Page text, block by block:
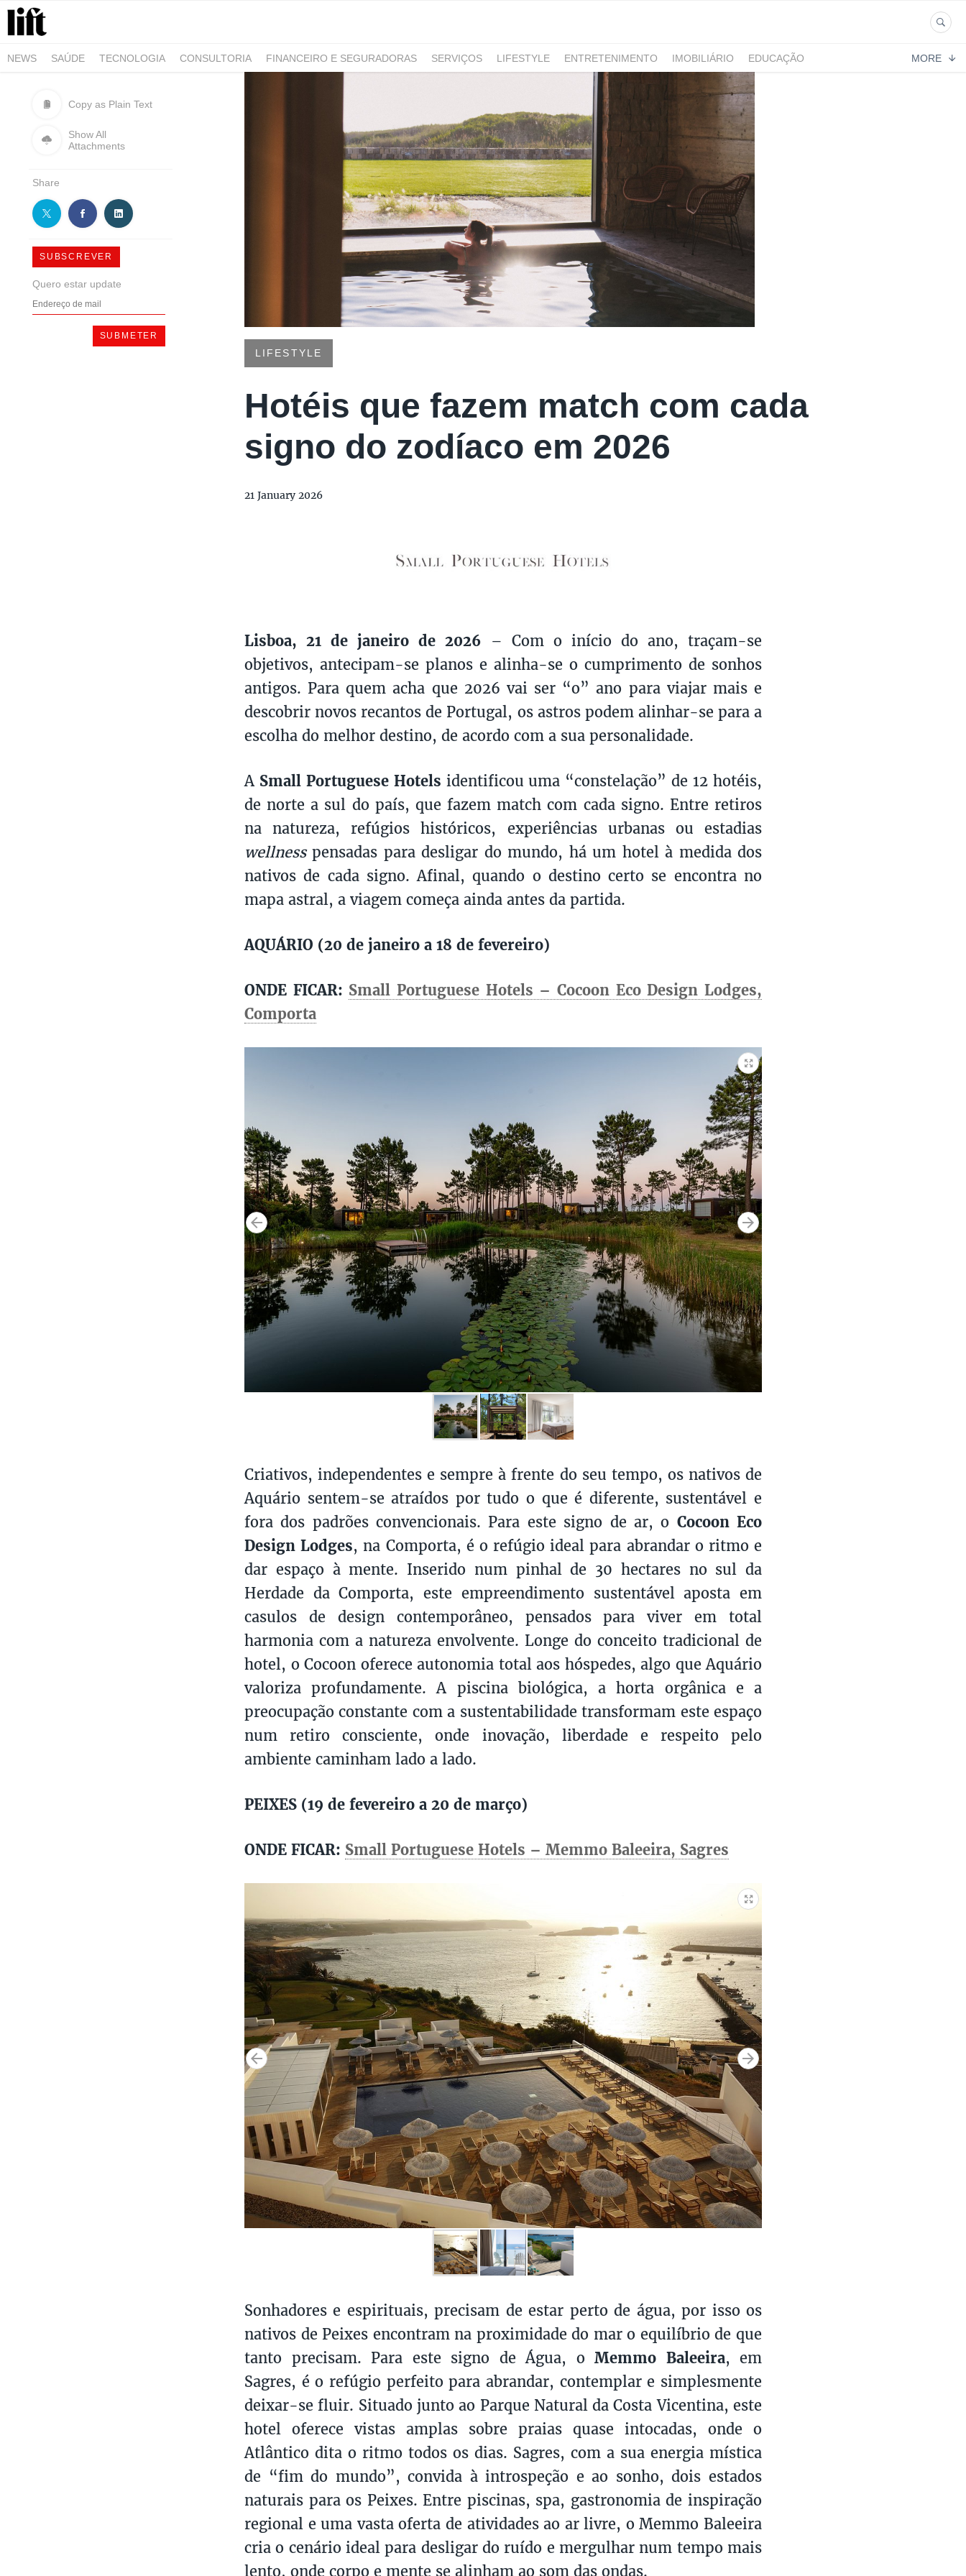
NEWS SAÚDE TECNOLOGIA CONSULTORIA FINANCEIRO E SEGURADORAS SERVIÇOS LIFESTYLE ENTRETENIMENTO IMOBILIÁRIO
EDUCAÇÃO
MORE
Copy as Plain Text
Show All
Attachments
Share
SUBSCREVER
Quero estar update
LIFESTYLE
Hotéis que fazem match com cada
signo do zodíaco em 2026
21 January 2026
Lisboa, 21 de janeiro de 2026 – Com o início do ano, traçam-se
objetivos, antecipam-se planos e alinha-se o cumprimento de sonhos
antigos. Para quem acha que 2026 vai ser “o” ano para viajar mais e
descobrir novos recantos de Portugal, os astros podem alinhar-se para a
escolha do melhor destino, de acordo com a sua personalidade.
A Small Portuguese Hotels identificou uma “constelação” de 12 hotéis,
de norte a sul do país, que fazem match com cada signo. Entre retiros
na natureza, refúgios históricos, experiências urbanas ou estadias
wellnesspensadas para desligar do mundo, há um hotel à medida dos
nativos de cada signo. Afinal, quando o destino certo se encontra no
mapa astral, a viagem começa ainda antes da partida.
AQUÁRIO (20 de janeiro a 18 de fevereiro)
ONDE FICAR: Small Portuguese Hotels – Cocoon Eco Design Lodges,
Comporta
Criativos, independentes e sempre à frente do seu tempo, os nativos de
Aquário sentem-se atraídos por tudo o que é diferente, sustentável e
fora dos padrões convencionais. Para este signo de ar, o Cocoon Eco
Design Lodges, na Comporta, é o refúgio ideal para abrandar o ritmo e
dar espaço à mente. Inserido num pinhal de 30 hectares no sul da
Herdade da Comporta, este empreendimento sustentável aposta em
casulos de design contemporâneo, pensados para viver em total
harmonia com a natureza envolvente. Longe do conceito tradicional de
hotel, o Cocoon oferece autonomia total aos hóspedes, algo que Aquário
valoriza profundamente. A piscina biológica, a horta orgânica e a
preocupação constante com a sustentabilidade transformam este espaço
num retiro consciente, onde inovação, liberdade e respeito pelo
ambiente caminham lado a lado.
PEIXES (19 de fevereiro a 20 de março)
ONDE FICAR: Small Portuguese Hotels – Memmo Baleeira, Sagres
Sonhadores e espirituais, precisam de estar perto de água, por isso os
nativos de Peixes encontram na proximidade do mar o equilíbrio de que
tanto precisam. Para este signo de Água, o Memmo Baleeira, em
Sagres, é o refúgio perfeito para abrandar, contemplar e simplesmente
deixar-se fluir. Situado junto ao Parque Natural da Costa Vicentina, este
hotel oferece vistas amplas sobre praias quase intocadas, onde o
Atlântico dita o ritmo todos os dias. Sagres, com a sua energia mística
de “fim do mundo”, convida à introspeção e ao sonho, dois estados
naturais para os Peixes. Entre piscinas, spa, gastronomia de inspiração
regional e uma vasta oferta de atividades ao ar livre, o Memmo Baleeira
cria o cenário ideal para desligar do ruído e mergulhar num tempo mais
lento, onde corpo e mente se alinham ao som das ondas.